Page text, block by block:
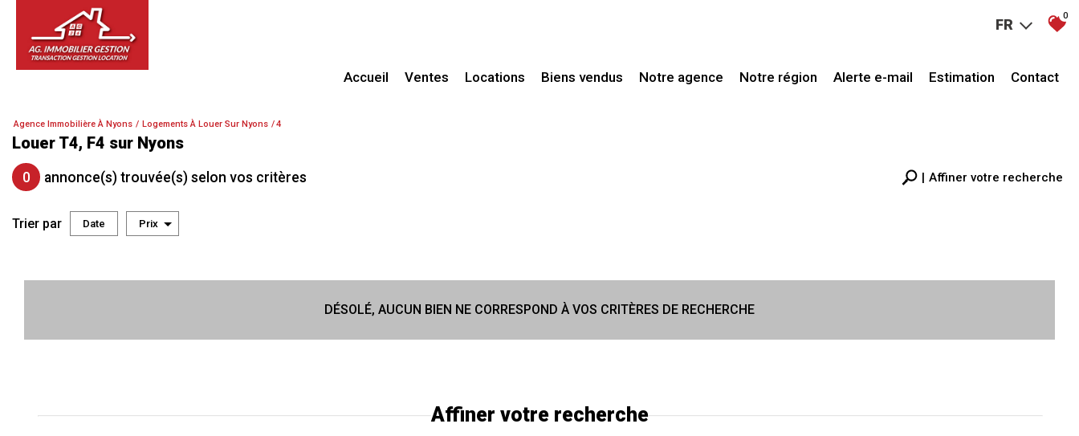
FR
0
Accueil Ventes
Appartements
Terrains
Locations Biens vendus Notre agence Notre région Alerte e-mail Estimation Contact
Agence Immobilière À Nyons Logements À Louer Sur Nyons 4
Louer T4, F4 sur Nyons
0 annonce(s) trouvée(s) selon vos critères Affiner votre recherche
5KM 10KM 25KM
Trier par Date Prix
DÉSOLÉ, AUCUN BIEN NE CORRESPOND À VOS CRITÈRES DE RECHERCHE
Affiner votre recherche